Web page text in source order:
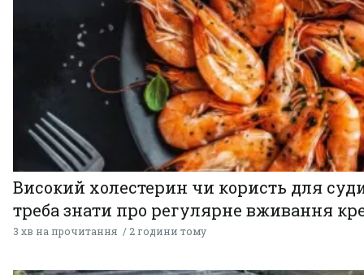
Високий холестерин чи користь для
треба знати про регулярне вживання
3 хв на прочитання 2 години тому